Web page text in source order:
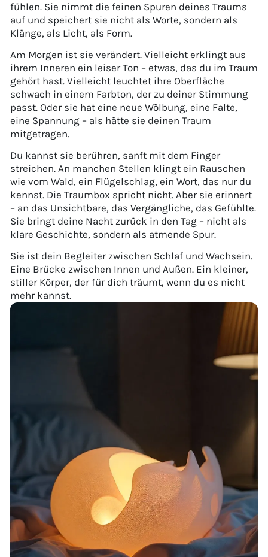
fühlen. Sie nimmt die feinen Spuren deines Traums
auf und speichert sie nicht als Worte, sondern als
Klänge, als Licht, als Form.
Am Morgen ist sie verändert. Vielleicht erklingt aus
ihrem Inneren ein leiser Ton – etwas, das du im Traum
gehört hast. Vielleicht leuchtet ihre Oberfläche
schwach in einem Farbton, der zu deiner Stimmung
passt. Oder sie hat eine neue Wölbung, eine Falte,
eine Spannung – als hätte sie deinen Traum
mitgetragen.
Du kannst sie berühren, sanft mit dem Finger
streichen. An manchen Stellen klingt ein Rauschen
wie vom Wald, ein Flügelschlag, ein Wort, das nur du
kennst. Die Traumbox spricht nicht. Aber sie erinnert
– an das Unsichtbare, das Vergängliche, das Gefühlte.
Sie bringt deine Nacht zurück in den Tag – nicht als
klare Geschichte, sondern als atmende Spur.
Sie ist dein Begleiter zwischen Schlaf und Wachsein.
Eine Brücke zwischen Innen und Außen. Ein kleiner,
stiller Körper, der für dich träumt, wenn du es nicht
mehr kannst.